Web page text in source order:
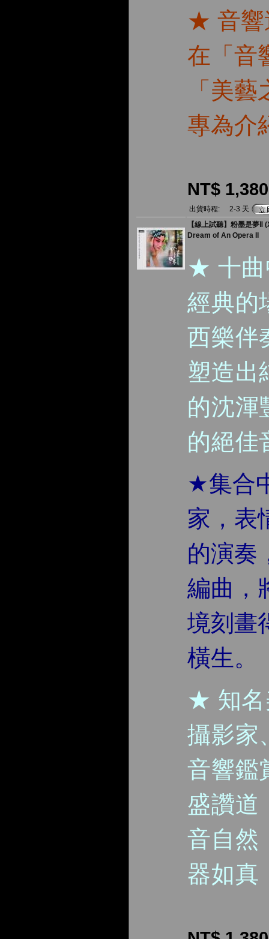
★ 音響
在「音
「美
專為介
NT$ 1,380
出貨時程:
2-3 天
【線上試聽】粉墨是夢Ⅱ
Dream of An Opera II
★ 十曲
經典的
西樂伴
塑造出
的沈渾
的絕佳
★集合
家，表
的演奏
編曲，
境刻畫
橫生。
★ 知名
攝影家
音響鑑
盛讚道
音自然
器如真